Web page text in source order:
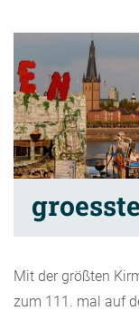
Mit der größten
zum 111. mal auf